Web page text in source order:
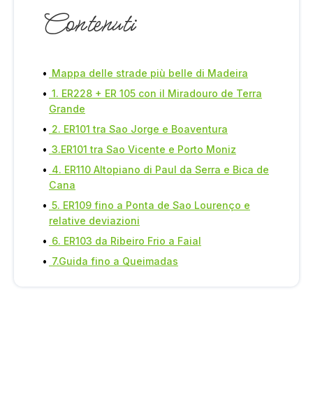
Contenuti
Mappa delle strade più belle di Madeira
1. ER228 + ER 105 con il Miradouro de Terra
Grande
2. ER101 tra Sao Jorge e Boaventura
3.ER101 tra Sao Vicente e Porto Moniz
4. ER110 Altopiano di Paul da Serra e Bica de
Cana
5. ER109 fino a Ponta de Sao Lourenço e
relative deviazioni
6. ER103 da Ribeiro Frio a Faial
7.Guida fino a Queimadas